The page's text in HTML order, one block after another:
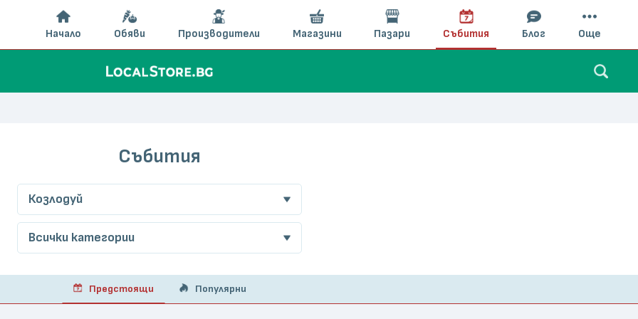
Събития
Козлодуй
Всички категории
Предстоящи Популярни
Начало Обяви Производители Магазини Пазари Събития Блог Още